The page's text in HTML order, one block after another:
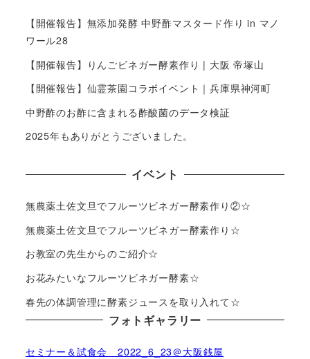
【開催報告】無添加発酵 中野酢マスタード作り in マノ
ワール28
【開催報告】りんごビネガー酵素作り | 大阪 帝塚山
【開催報告】仙霊茶園コラボイベント｜兵庫県神河町
中野酢のお酢に含まれる酢酸菌のデータ検証
2025年もありがとうございました。
イベント
無農薬土佐文旦でフルーツビネガー酵素作り②☆
無農薬土佐文旦でフルーツビネガー酵素作り☆
お教室の先生からのご紹介☆
お花みたいなフルーツビネガー酵素☆
春先の体調管理に酵素ジュースを取り入れて☆
フォトギャラリー
セミナー＆試食会 2022_6_23＠大阪銭屋